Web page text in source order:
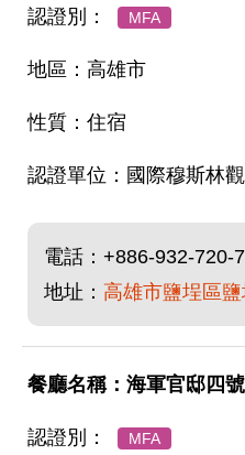
MFA
高雄市
住宿
國際穆斯林
電話： +886-932-720-
地址： 高雄市鹽埕區
海軍官邸四
MFA